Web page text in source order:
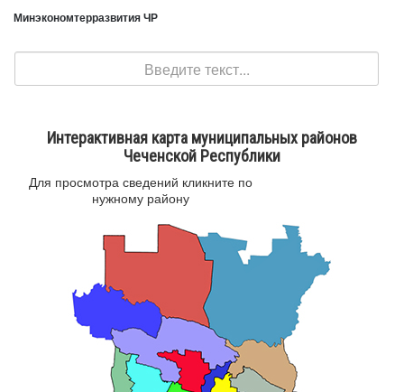
Минэкономтерразвития ЧР
Интерактивная карта муниципальных районов
Чеченской Республики
Для просмотра сведений кликните по
нужному району